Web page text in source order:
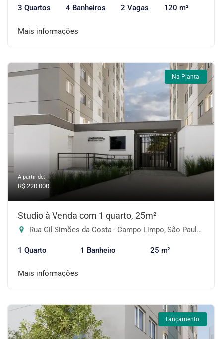
3 Quartos 4 Banheiros 2 Vagas 120 m²
Mais informações
Na Planta
A partir de:
R$ 220.000
Studio à Venda com 1 quarto, 25m²
Rua Gil Simões da Costa - Campo Limpo, São Paulo-SP
1 Quarto 1 Banheiro 25 m²
Mais informações
Lançamento